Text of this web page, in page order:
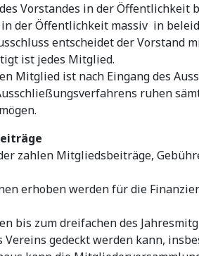
Vorstandes in der Öffentlichkeit
der Öffentlichkeit massiv in
entscheidet der Vorstand
ist jedes Mitglied.
Mitglied ist nach Eingang des
ruhen
zahlen Mitgliedsbeiträge,
erhoben werden für die
bis zum dreifachen des
Vereins gedeckt werden kann,